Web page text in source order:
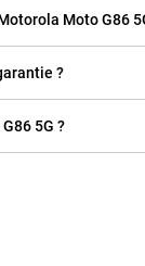
Moto G86
?
5G ?